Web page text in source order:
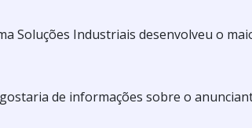
Soluções Industriais desenvolveu o
de informações sobre o